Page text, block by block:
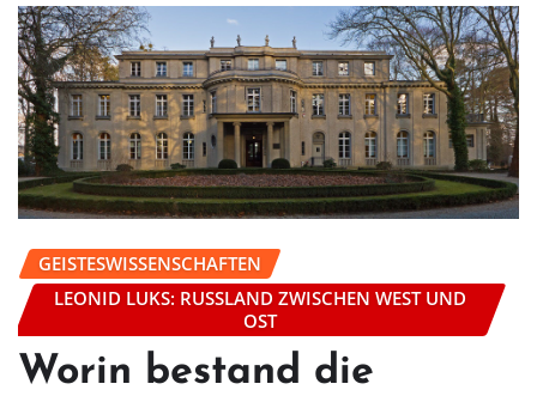
GEISTESWISSENSCHAFTEN
LEONID LUKS: RUSSLAND ZWISCHEN WEST UND
OST
Worin bestand die